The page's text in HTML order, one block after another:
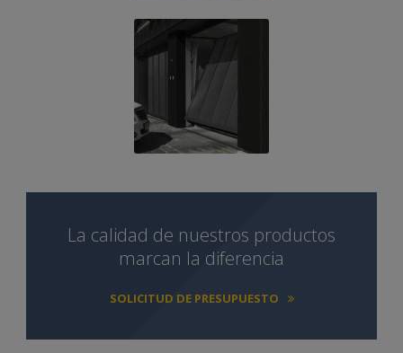
La calidad de nuestros productos
marcan la diferencia
SOLICITUD DE PRESUPUESTO